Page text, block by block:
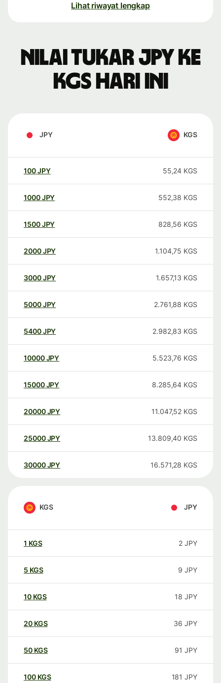
Lihat riwayat lengkap
Nilai tukar JPY ke
KGS hari ini
JPY KGS
100JPY 55,24 KGS
1000JPY 552,38 KGS
1500JPY 828,56 KGS
2000JPY 1.104,75 KGS
3000JPY 1.657,13 KGS
5000JPY 2.761,88 KGS
5400JPY 2.982,83 KGS
10000 JPY 5.523,76 KGS
15000 JPY 8.285,64 KGS
20000 JPY 11.047,52 KGS
25000 JPY 13.809,40 KGS
30000 JPY 16.571,28 KGS
KGS JPY
1 KGS 2 JPY
5 KGS 9 JPY
10 KGS 18 JPY
20 KGS 36 JPY
50 KGS 91 JPY
100 KGS 181 JPY